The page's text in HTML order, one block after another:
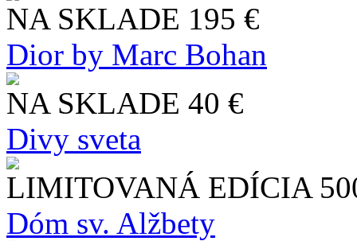
NA SKLADE 195 €
Dior by Marc Bohan
NA SKLADE 40 €
Divy sveta
LIMITOVANÁ EDÍCIA
Dóm sv. Alžbety